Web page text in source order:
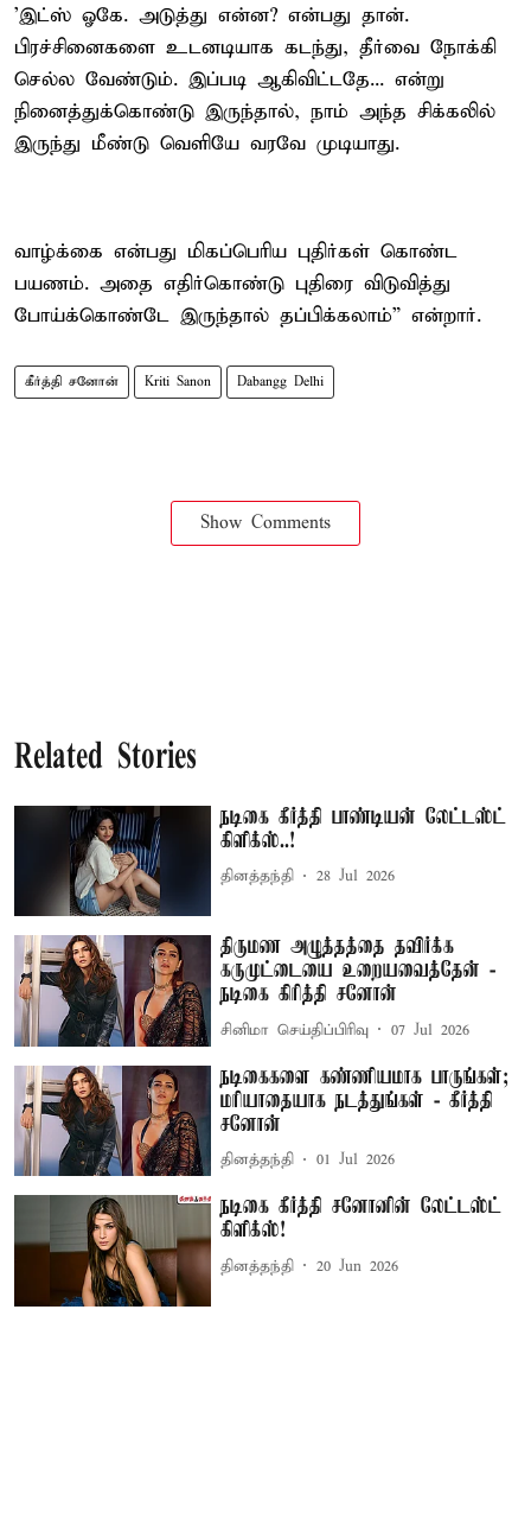
'இட்ஸ் ஓகே. அடுத்து என்ன? என்பது தான்.
பிரச்சினைகளை உடனடியாக கடந்து, தீர்வை நோக்கி
செல்ல வேண்டும். இப்படி ஆகிவிட்டதே... என்று
நினைத்துக்கொண்டு இருந்தால், நாம் அந்த சிக்கலில்
இருந்து மீண்டு வெளியே வரவே முடியாது.
வாழ்க்கை என்பது மிகப்பெரிய புதிர்கள் கொண்ட
பயணம். அதை எதிர்கொண்டு புதிரை விடுவித்து
போய்க்கொண்டே இருந்தால் தப்பிக்கலாம்” என்றார்.
கீர்த்தி சனோன் Kriti Sanon Dabangg Delhi
Show Comments
Related Stories
நடிகை கீர்த்தி பாண்டியன் லேட்டஸ்ட்
கிளிக்ஸ்..!
தினத்தந்தி 28 Jul 2026
திருமண அழுத்தத்தை தவிர்க்க
கருமுட்டையை உறையவைத்தேன் -
நடிகை கிரித்தி சனோன்
சினிமா செய்திப்பிரிவு 07 Jul 2026
நடிகைகளை கண்ணியமாக பாருங்கள்;
மரியாதையாக நடத்துங்கள் - கீர்த்தி
சனோன்
தினத்தந்தி 01 Jul 2026
நடிகை கீர்த்தி சனோனின் லேட்டஸ்ட்
கிளிக்ஸ்!
தினத்தந்தி 20 Jun 2026